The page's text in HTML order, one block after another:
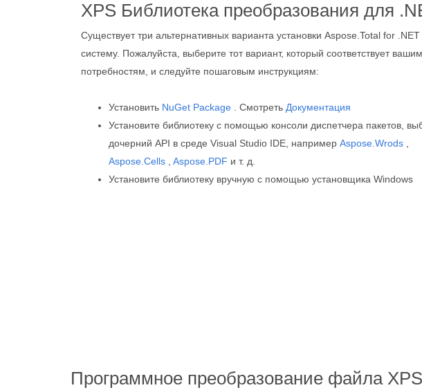
XPS Библиотека преобразования для
Существует три альтернативных варианта установки Aspose.Total for
систему. Пожалуйста, выберите тот вариант, который соответствует вашим
потребностям, и следуйте пошаговым инструкциям:
Установить NuGet Package . Смотреть Документация
Установите библиотеку с помощью консоли диспетчера пакетов,
дочерний API в среде Visual Studio IDE, например Aspose.Wrods
Aspose.Cells
Aspose.PDF и т. д.
Установите библиотеку вручную с помощью установщика Windows
Программное преобразование файла